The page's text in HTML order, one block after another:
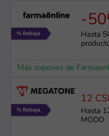
-
Hasta
Más cupones de
12 CSI
Hasta
MODO